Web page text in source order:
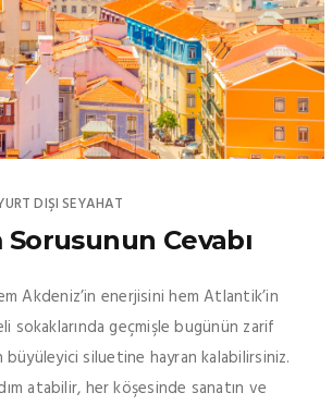
DIŞI SEYAHAT
Cevabı
Akdeniz’in enerjisini hem Atlantik’in
geçmişle bugünün zarif
siluetine hayran kalabilirsiniz.
atabilir, her köşesinde sanatın ve